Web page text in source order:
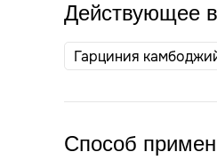
Действующее
Гарциния
Способ